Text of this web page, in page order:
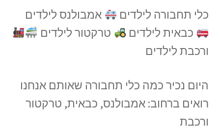
כלי תחבורה לילדים
אמבולנס לילדים
כבאית לילדים
טרקטור לילדים
ורכבת לילדים
היום נכיר כמה כלי תחבורה שאותם אנחנו
רואים ברחוב: אמבולנס, כבאית, טרקטור
ורכבת